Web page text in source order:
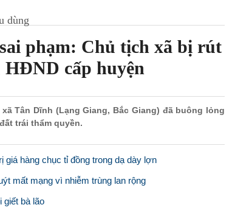
dùng
phạm: Chủ tịch xã bị rút
HĐND cấp huyện
Tân Dĩnh (Lạng Giang, Bắc Giang) đã buông lỏng
trái thẩm quyền.
hàng chục tỉ đồng trong dạ dày lợn
mất mạng vì nhiễm trùng lan rộng
giết bà lão